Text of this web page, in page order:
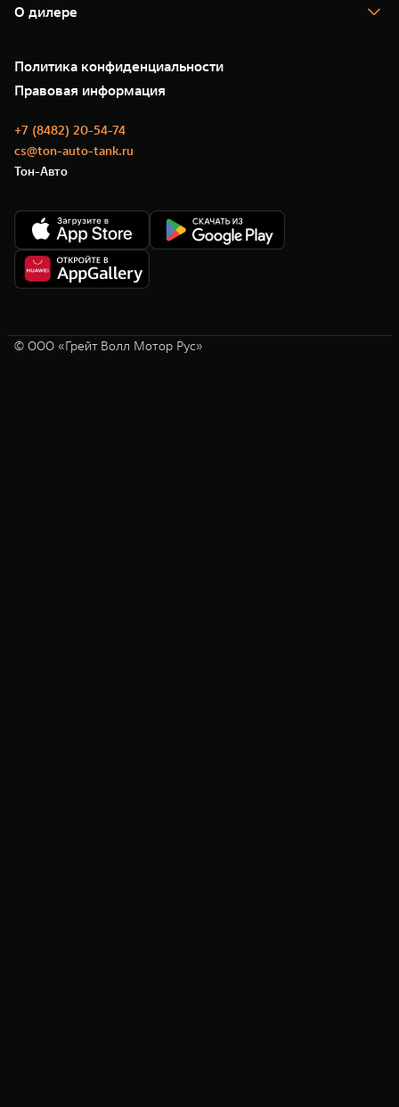
Корпоративным клиентам
Зарядные станции
Помощь на дороге
Новые цифровые сервисы TANK
Сервис
Нулевое ТО
Моторные масла
О дилере
35 лет GWM
GWM ТЕХ ДЕНЬ
Новости
Политика конфиденциальности
Правовая информация
+7 (8482) 20-54-74
cs@ton-auto-tank.ru
Тон-Авто
© ООО «Грейт Волл Мотор Рус»